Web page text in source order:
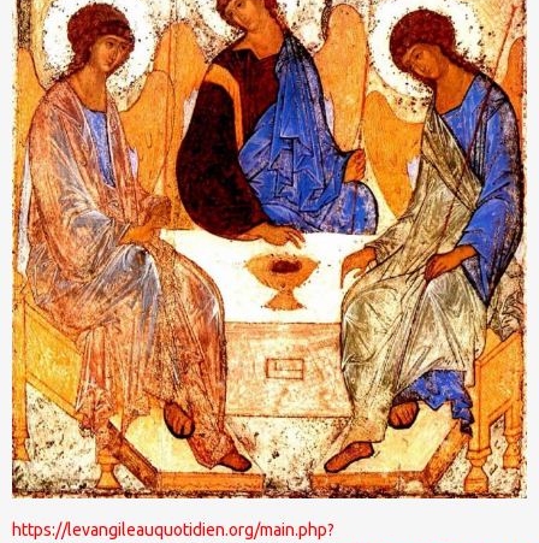
https://levangileauquotidien.org/main.php?